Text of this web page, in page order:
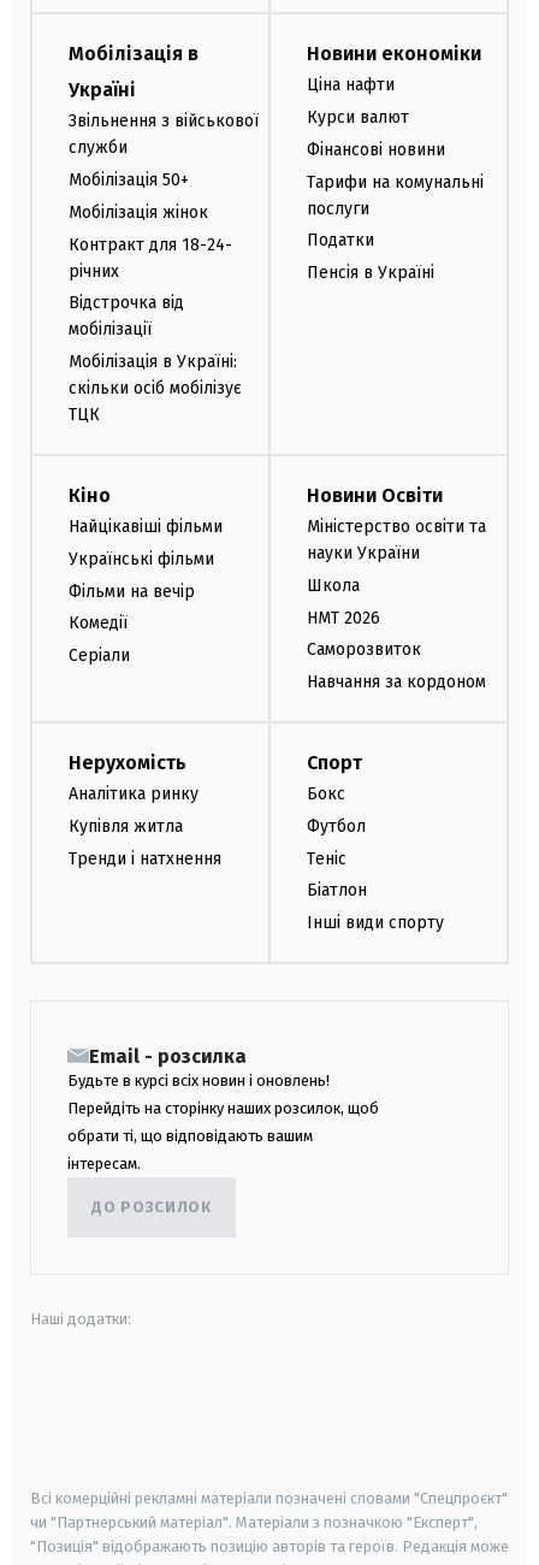
Мобілізація в
Україні
Звільнення з військової
служби
Мобілізація 50+
Мобілізація жінок
Контракт для 18-24-
річних
Відстрочка від
мобілізації
Мобілізація в Україні:
скільки осіб мобілізує
ТЦК
Новини економіки
Ціна нафти
Курси валют
Фінансові новини
Тарифи на комунальні
послуги
Податки
Пенсія в Україні
Кіно
Найцікавіші фільми
Українські фільми
Фільми на вечір
Комедії
Серіали
Новини Освіти
Міністерство освіти та
науки України
Школа
НМТ 2026
Саморозвиток
Навчання за кордоном
Нерухомість
Аналітика ринку
Купівля житла
Тренди і натхнення
Спорт
Бокс
Футбол
Теніс
Біатлон
Інші види спорту
Email - розсилка
Будьте в курсі всіх новин і оновлень!
Перейдіть на сторінку наших розсилок, щоб
обрати ті, що відповідають вашим
інтересам.
ДО РОЗСИЛОК
Наші додатки:
Всі комерційні рекламні матеріали позначені словами "Спецпроєкт"
чи "Партнерський матеріал". Матеріали з позначкою "Експерт",
"Позиція" відображають позицію авторів та героїв. Редакція може